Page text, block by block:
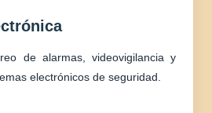
de alarmas, videovigilancia y
electrónicos de seguridad.